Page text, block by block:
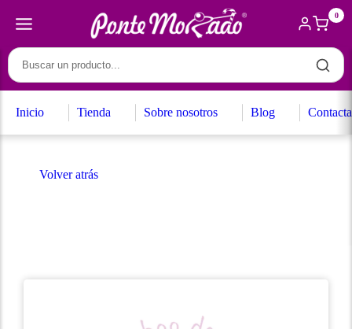
0
Inicio Tienda Sobre nosotros Blog
Volver atrás